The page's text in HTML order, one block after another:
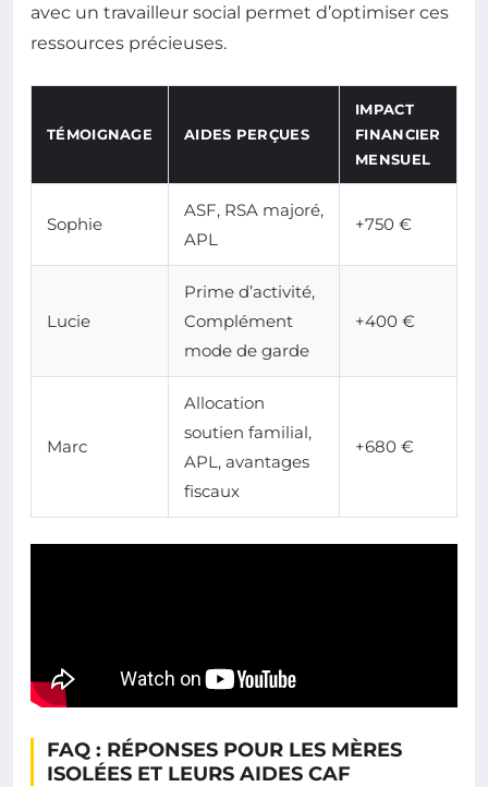
avec un travailleur social permet d’optimiser ces
ressources précieuses.
TÉMOIGNAGE AIDES PERÇUES
IMPACT
FINANCIER
MENSUEL
Sophie
ASF, RSA majoré,
APL
+750 €
Lucie
Prime d’activité,
Complément
mode de garde
+400 €
Marc
Allocation
soutien familial,
APL, avantages
fiscaux
+680 €
FAQ : RÉPONSES POUR LES MÈRES
ISOLÉES ET LEURS AIDES CAF